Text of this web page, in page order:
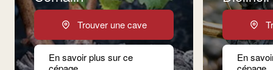
Trouver une cave
En savoir plus sur ce
En